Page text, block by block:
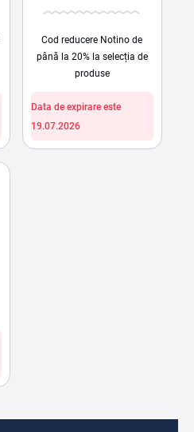
Cod reducere Notino de
până la 20% la selecția de
produse
Data de expirare este
19.07.2026